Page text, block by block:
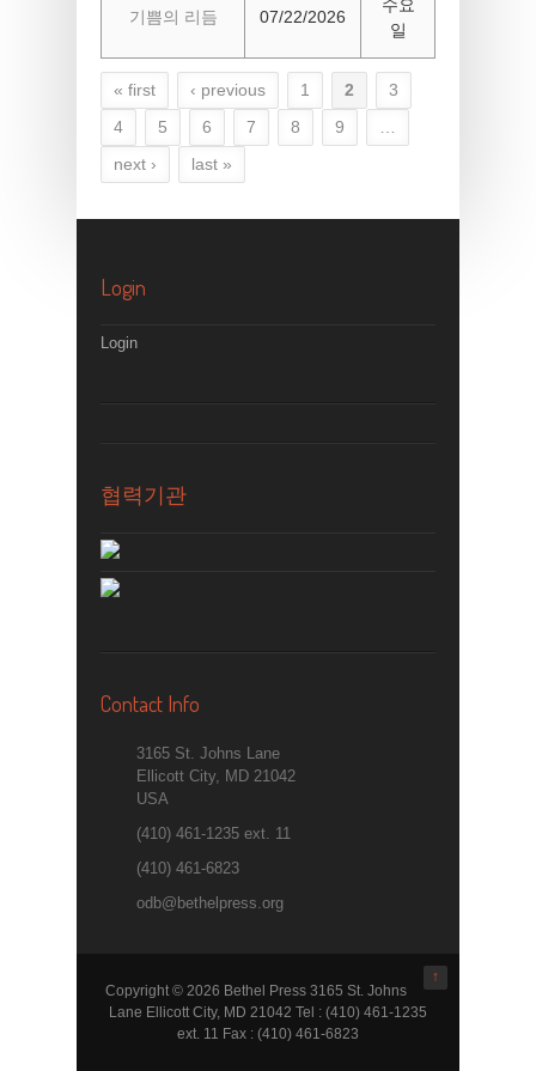
기쁨의 리듬 07/22/2026
수요
일
Pages
« first ‹ previous 1 2
3
4
5 6 7 8 9
next ›
last »
Login
Login
협력기관
Contact Info
3165 St. Johns Lane
Ellicott City, MD 21042
USA
(410) 461-1235 ext. 11
(410) 461-6823
odb@bethelpress.org
↑
Copyright © 2026 Bethel Press 3165 St. Johns
Lane Ellicott City, MD 21042 Tel : (410) 461-1235
ext. 11 Fax : (410) 461-6823